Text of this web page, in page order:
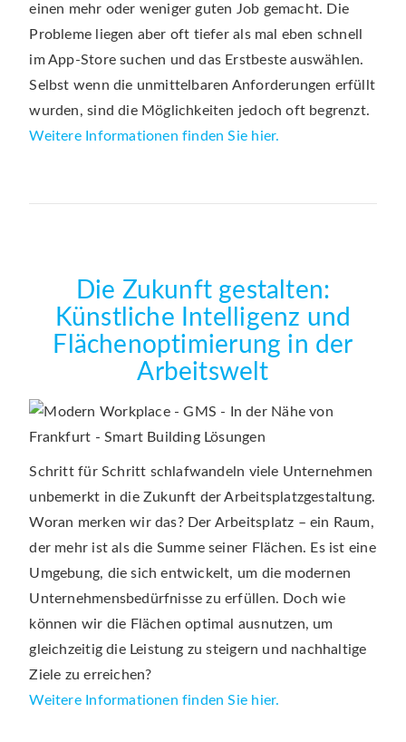
einen mehr oder weniger guten Job gemacht. Die
Probleme liegen aber oft tiefer als mal eben schnell
im App-Store suchen und das Erstbeste auswählen.
Selbst wenn die unmittelbaren Anforderungen erfüllt
wurden, sind die Möglichkeiten jedoch oft begrenzt.
Weitere Informationen finden Sie hier.
Die Zukunft gestalten:
Künstliche Intelligenz und
Flächenoptimierung in der
Arbeitswelt
Schritt für Schritt schlafwandeln viele Unternehmen
unbemerkt in die Zukunft der Arbeitsplatzgestaltung.
Woran merken wir das? Der Arbeitsplatz – ein Raum,
der mehr ist als die Summe seiner Flächen. Es ist eine
Umgebung, die sich entwickelt, um die modernen
Unternehmensbedürfnisse zu erfüllen. Doch wie
können wir die Flächen optimal ausnutzen, um
gleichzeitig die Leistung zu steigern und nachhaltige
Ziele zu erreichen?
Weitere Informationen finden Sie hier.